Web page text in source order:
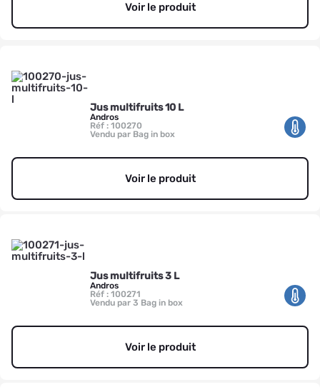
Voir le produit
Jus multifruits 10 L
Andros
Réf : 100270
Vendu par Bag in box
Voir le produit
Jus multifruits 3 L
Andros
Réf : 100271
Vendu par 3 Bag in box
Voir le produit